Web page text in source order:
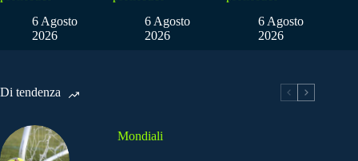
6 Agosto
2026
6 Agosto
2026
6 Agosto
2026
Di tendenza
Mondiali